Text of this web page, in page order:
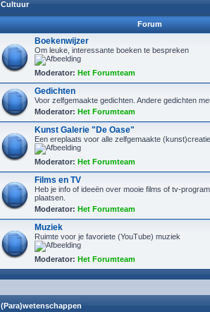
Cultuur
Forum
Boekenwijzer
Om leuke, interessante boeken te bespreken
Moderator: Het Forumteam
Gedichten
Voor zelfgemaakte gedichten. Andere gedichten
Moderator: Het Forumteam
Kunst Galerie "De Oase"
Een ereplaats voor alle zelfgemaakte
Moderator: Het Forumteam
Films en TV
Heb je info of ideeën over mooie films of tv-
plaatsen.
Moderator: Het Forumteam
Muziek
Ruimte voor je favoriete (YouTube) muziek
Moderator: Het Forumteam
(Para)wetenschappen